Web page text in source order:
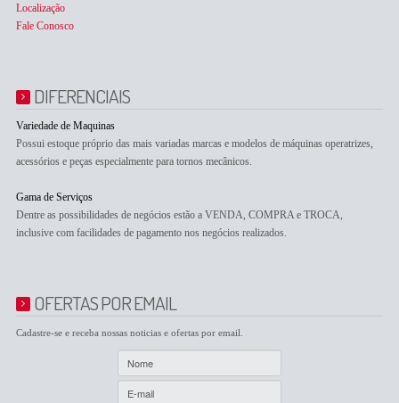
Localização
Fale Conosco
DIFERENCIAIS
Variedade de Maquinas
Possui estoque próprio das mais variadas marcas e modelos de máquinas operatrizes,
acessórios e peças especialmente para tornos mecânicos.
Gama de Serviços
Dentre as possibilidades de negócios estão a VENDA, COMPRA e TROCA,
inclusive com facilidades de pagamento nos negócios realizados.
OFERTAS POR EMAIL
Cadastre-se e receba nossas noticias e ofertas por email.